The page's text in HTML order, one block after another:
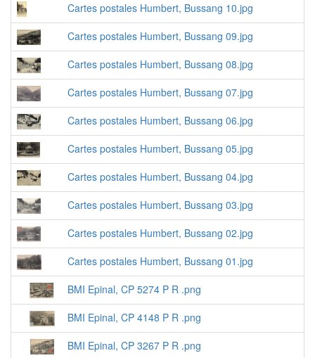
Cartes postales Humbert, Bussang 10.jpg
Cartes postales Humbert, Bussang 09.jpg
Cartes postales Humbert, Bussang 08.jpg
Cartes postales Humbert, Bussang 07.jpg
Cartes postales Humbert, Bussang 06.jpg
Cartes postales Humbert, Bussang 05.jpg
Cartes postales Humbert, Bussang 04.jpg
Cartes postales Humbert, Bussang 03.jpg
Cartes postales Humbert, Bussang 02.jpg
Cartes postales Humbert, Bussang 01.jpg
BMI Epinal, CP 5274 P R .png
BMI Epinal, CP 4148 P R .png
BMI Epinal, CP 3267 P R .png